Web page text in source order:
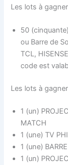
Les lots à
50
ou Barre de
TCL,
code est
Les lots à
1 (un)
MATCH
1 (une) TV
1 (une)
1 (un)